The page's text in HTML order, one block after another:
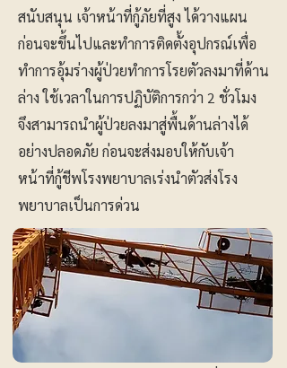
สนับสนุน เจ้าหน้าที่กู้ภัยที่สูง ได้วางแผน
ก่อนจะขึ้นไปและทำการติดตั้งอุปกรณ์เพื่อ
ทำการอุ้มร่างผู้ป่วยทำการโรยตัวลงมาที่ด้าน
ล่าง ใช้เวลาในการปฏิบัติการกว่า 2 ชั่วโมง
จึงสามารถนำผู้ป่วยลงมาสู่พื้นด้านล่างได้
อย่างปลอดภัย ก่อนจะส่งมอบให้กับเจ้า
หน้าที่กู้ชีพโรงพยาบาลเร่งนำตัวส่งโรง
พยาบาลเป็นการด่วน